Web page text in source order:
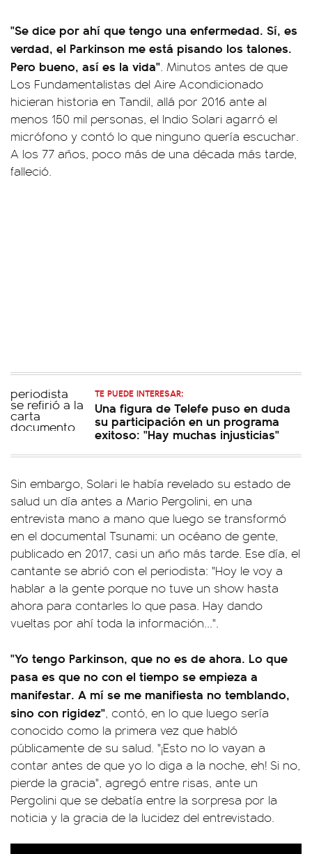
"Se dice por ahí que tengo una enfermedad. Sí, es
verdad, el Parkinson me está pisando los talones.
Pero bueno, así es la vida". Minutos antes de que
Los Fundamentalistas del Aire Acondicionado
hicieran historia en Tandil, allá por 2016 ante al
menos 150 mil personas, el Indio Solari agarró el
micrófono y contó lo que ninguno quería escuchar.
A los 77 años, poco más de una década más tarde,
falleció.
TE PUEDE INTERESAR:
Una figura de Telefe puso en duda
su participación en un programa
exitoso: "Hay muchas injusticias"
Sin embargo, Solari le había revelado su estado de
salud un día antes a Mario Pergolini, en una
entrevista mano a mano que luego se transformó
en el documental Tsunami: un océano de gente,
publicado en 2017, casi un año más tarde. Ese día, el
cantante se abrió con el periodista: "Hoy le voy a
hablar a la gente porque no tuve un show hasta
ahora para contarles lo que pasa. Hay dando
vueltas por ahí toda la información...".
"Yo tengo Parkinson, que no es de ahora. Lo que
pasa es que no con el tiempo se empieza a
manifestar. A mí se me manifiesta no temblando,
sino con rigidez", contó, en lo que luego sería
conocido como la primera vez que habló
públicamente de su salud. "¡Esto no lo vayan a
contar antes de que yo lo diga a la noche, eh! Si no,
pierde la gracia", agregó entre risas, ante un
Pergolini que se debatía entre la sorpresa por la
noticia y la gracia de la lucidez del entrevistado.